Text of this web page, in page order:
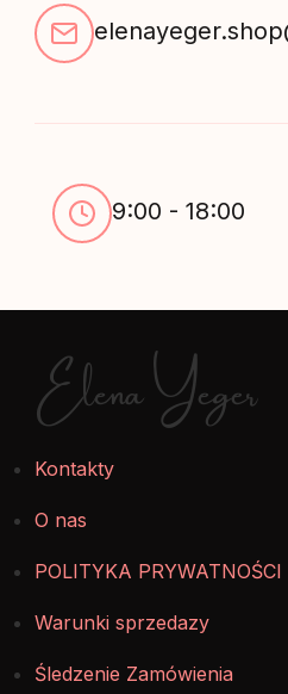
9:00 - 18:00
Elena Yeger
Kontakty
O nas
POLITYKA PRYWATNOŚCI
Warunki sprzedazy
Śledzenie Zamówienia